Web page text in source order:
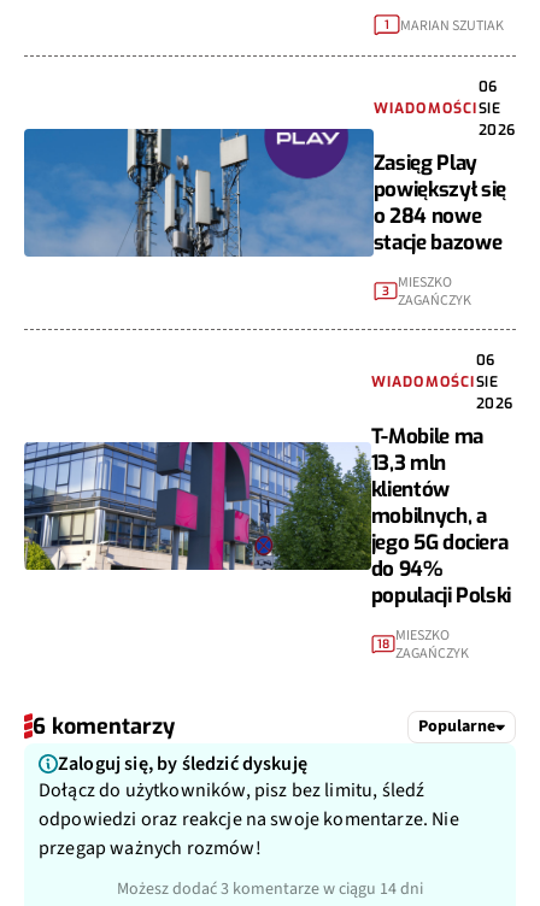
1 MARIAN SZUTIAK
WIADOMOŚCI
06
SIE
2026
Zasięg Play
powiększył się
o 284 nowe
stacje bazowe
3 MIESZKO
ZAGAŃCZYK
WIADOMOŚCI
06
SIE
2026
T-Mobile ma
13,3 mln
klientów
mobilnych, a
jego 5G dociera
do 94%
populacji Polski
18 MIESZKO
ZAGAŃCZYK
6 komentarzy Popularne
Zaloguj się, by śledzić dyskuję
Dołącz do użytkowników, pisz bez limitu, śledź
odpowiedzi oraz reakcje na swoje komentarze. Nie
przegap ważnych rozmów!
Możesz dodać 3 komentarze w ciągu 14 dni